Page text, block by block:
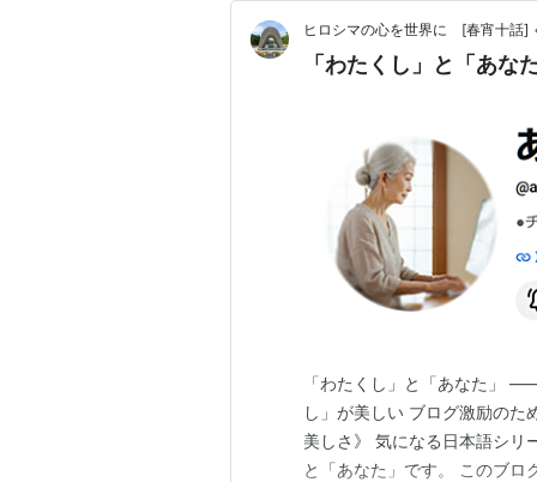
アーティ
出版社/メ
発売日:
ヒロシマの心を世界に [春宵十話]
「わたくし」と「あ
「わたくし」と「あなた」
し」が美しい ブログ激励のた
美しさ》 気になる日本語シリ
と「あなた」です。 このブロ